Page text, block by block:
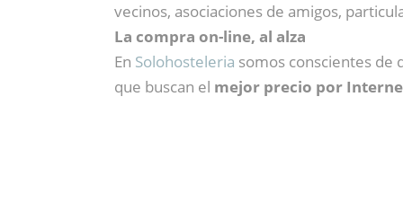
vecinos, asociaciones de amigos,
La compra on-line, al alza
En Solohosteleria somos conscientes de
que buscan el mejor precio por